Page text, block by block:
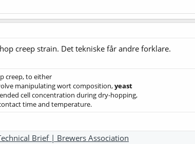
creep strain. Det tekniske får andre forklare.
creep, to either
manipulating wort composition,yeast
cell concentration during dry-hopping,
time and temperature.
Brief | Brewers Association